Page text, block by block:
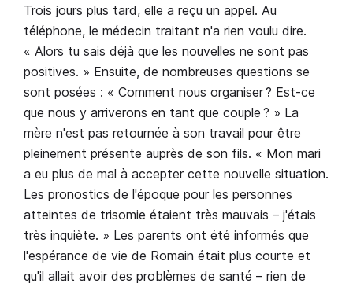
Trois jours plus tard, elle a reçu un appel. Au
téléphone, le médecin traitant n'a rien voulu dire.
« Alors tu sais déjà que les nouvelles ne sont pas
positives. » Ensuite, de nombreuses questions se
sont posées : « Comment nous organiser ? Est-ce
que nous y arriverons en tant que couple ? » La
mère n'est pas retournée à son travail pour être
pleinement présente auprès de son fils. « Mon mari
a eu plus de mal à accepter cette nouvelle situation.
Les pronostics de l'époque pour les personnes
atteintes de trisomie étaient très mauvais – j'étais
très inquiète. » Les parents ont été informés que
l'espérance de vie de Romain était plus courte et
qu'il allait avoir des problèmes de santé – rien de